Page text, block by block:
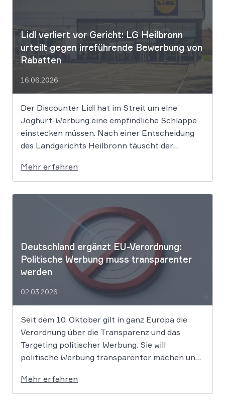
Lidl verliert vor Gericht: LG Heilbronn
urteilt gegen irreführende Bewerbung von
Rabatten
16.06.2026
Der Discounter Lidl hat im Streit um eine
Joghurt-Werbung eine empfindliche Schlappe
einstecken müssen. Nach einer Entscheidung
des Landgerichts Heilbronn täuscht der
Produkte als „Aktion“ mit massiven Rabatten
bewirbt, die Preise in Wahrheit aber nie zuvor
selbst verlangt hat. Das Urteil setzt klare
Mehr erfahren
Deutschland ergänzt EU-Verordnung:
Politische Werbung muss transparenter
werden
02.03.2026
Seit dem 10. Oktober gilt in ganz Europa die
Verordnung über die Transparenz und das
Targeting politischer Werbung. Sie will
politische Werbung transparenter machen und
Daten. Die Regierung will die Verordnung in
Deutschland nun ergänzen. Die
Mehr erfahren